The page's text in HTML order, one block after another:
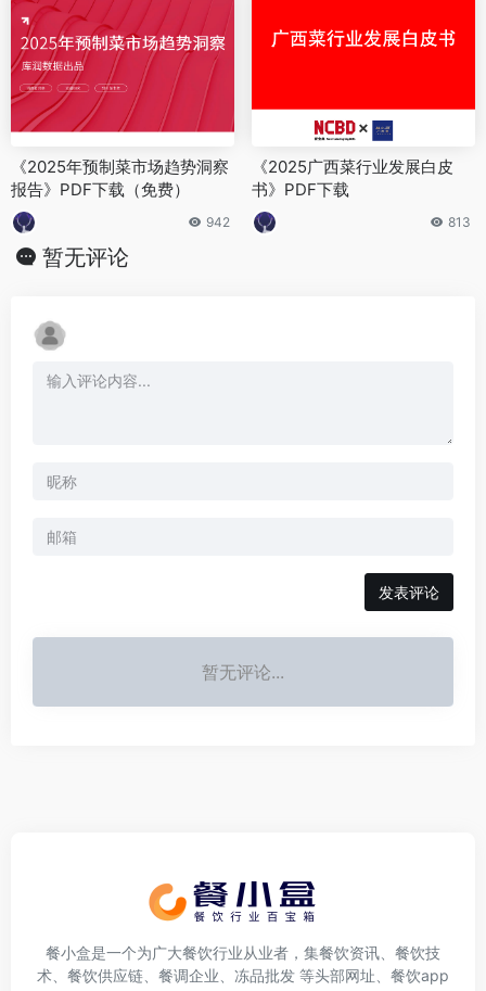
《2025年预制菜市场趋势洞察
报告》PDF下载（免费）
942
《2025广西菜行业发展白皮
书》PDF下载
813
暂无评论
发表评论
暂无评论...
餐小盒是一个为广大餐饮行业从业者，集餐饮资讯、餐饮技
术、餐饮供应链、餐调企业、冻品批发 等头部网址、餐饮app